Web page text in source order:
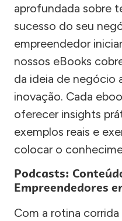
aprofundada sobre
sucesso do seu
empreendedor
nossos eBooks
da ideia de negócio
inovação. Cada
oferecer insights
exemplos reais e
colocar o
Podcasts:
Empreendedores
Com a rotina